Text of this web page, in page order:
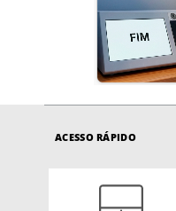
ACESSO RÁPIDO